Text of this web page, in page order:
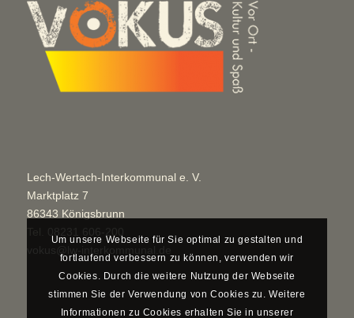
Lech-Wertach-Interkommunal e. V.
Marktplatz 7
86343 Königsbrunn
Um unsere Webseite für Sie optimal zu gestalten und
fortlaufend verbessern zu können, verwenden wir
Cookies. Durch die weitere Nutzung der Webseite
stimmen Sie der Verwendung von Cookies zu. Weitere
Informationen zu Cookies erhalten Sie in unserer